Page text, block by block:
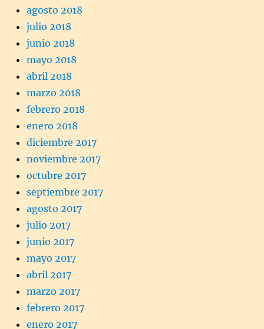
agosto 2018
julio 2018
junio 2018
mayo 2018
abril 2018
marzo 2018
febrero 2018
enero 2018
diciembre 2017
noviembre 2017
octubre 2017
septiembre 2017
agosto 2017
julio 2017
junio 2017
mayo 2017
abril 2017
marzo 2017
febrero 2017
enero 2017